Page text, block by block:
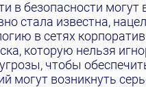
в безопасности могут
стала известна,
в сетях
которую нельзя
чтобы
могут возникнуть